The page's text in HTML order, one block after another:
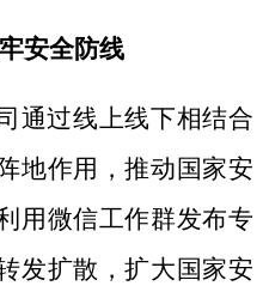
安全防线
通过线上线下相结合
地作用，推动国家安
用微信工作群发布专
发扩散，扩大国家安